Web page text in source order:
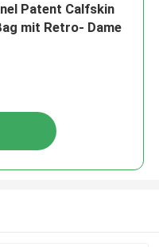
Patent Calfskin
mit Retro- Dame